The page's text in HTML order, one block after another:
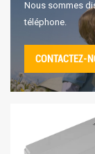
Nous sommes
téléphone.
CONTACTEZ-